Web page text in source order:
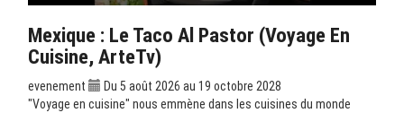
Mexique : Le Taco Al Pastor (Voyage En
Cuisine, ArteTv)
evenement
Du 5 août 2026 au 19 octobre 2028
"Voyage en cuisine" nous emmène dans les cuisines du monde